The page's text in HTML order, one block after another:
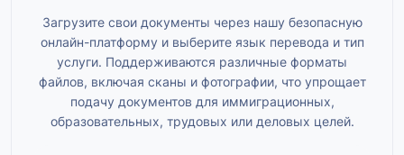
Загрузите свои документы через нашу безопасную
онлайн-платформу и выберите язык перевода и тип
услуги. Поддерживаются различные форматы
файлов, включая сканы и фотографии, что упрощает
подачу документов для иммиграционных,
образовательных, трудовых или деловых целей.